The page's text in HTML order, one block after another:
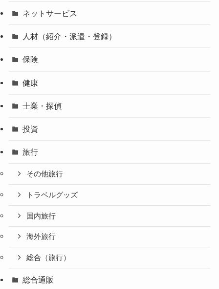
ネットサービス
人材（紹介・派遣・登録）
保険
健康
士業・探偵
投資
旅行
その他旅行
トラベルグッズ
国内旅行
海外旅行
総合（旅行）
総合通販